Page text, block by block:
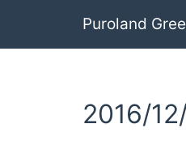
Puroland
2016/